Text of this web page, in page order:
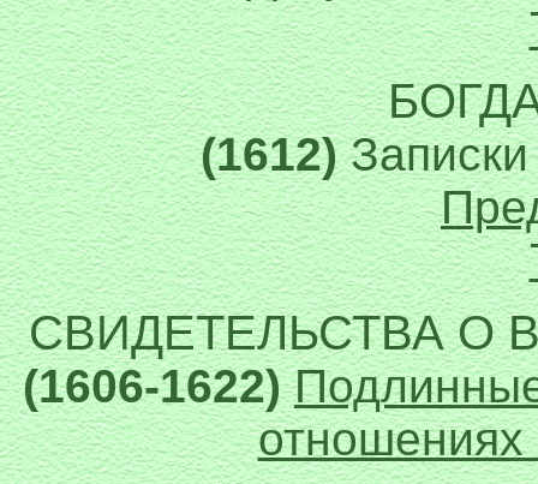
(1612)Записки
СВИДЕТЕЛЬСТВА О
(1606-1622)